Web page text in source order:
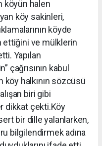
köyün halen
köy sakinleri,
köyde
ettiğini ve mülklerin
Yapılan
çağrısının kabul
halkının sözcüsü
biri gibi
dikkat çekti.Köy
bir dille yalanlarken,
bilgilendirmek adına